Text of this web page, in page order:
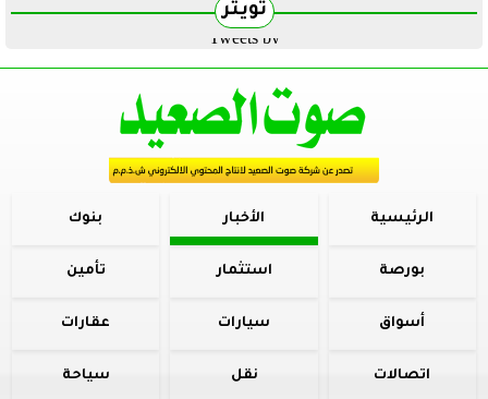
تويتر
Tweets by
الرئيسية الأخبار بنوك
بورصة استثمار تأمين
أسواق سيارات عقارات
اتصالات نقل سياحة